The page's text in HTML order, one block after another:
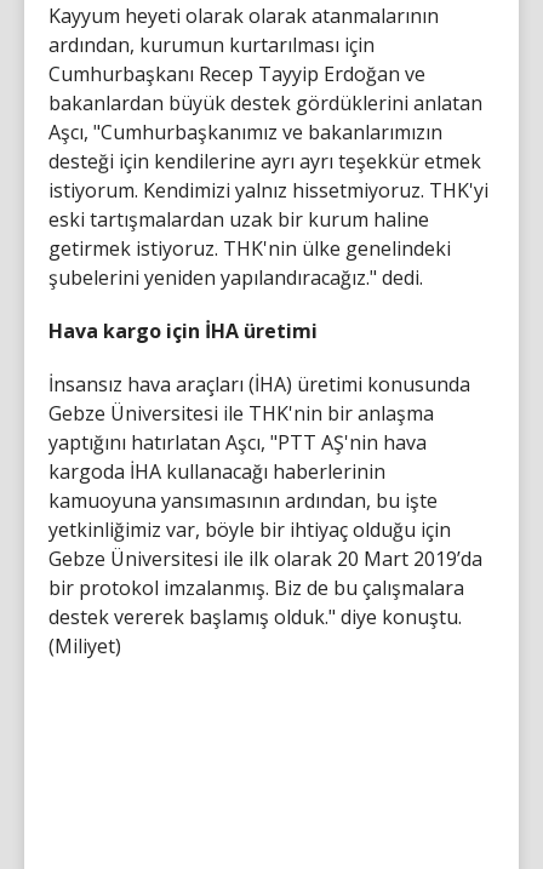
Kayyum heyeti olarak olarak atanmalarının
ardından, kurumun kurtarılması için
Cumhurbaşkanı Recep Tayyip Erdoğan ve
bakanlardan büyük destek gördüklerini anlatan
Aşcı, "Cumhurbaşkanımız ve bakanlarımızın
desteği için kendilerine ayrı ayrı teşekkür etmek
istiyorum. Kendimizi yalnız hissetmiyoruz. THK'yi
eski tartışmalardan uzak bir kurum haline
getirmek istiyoruz. THK'nin ülke genelindeki
şubelerini yeniden yapılandıracağız." dedi.
Hava kargo için İHA üretimi
İnsansız hava araçları (İHA) üretimi konusunda
Gebze Üniversitesi ile THK'nin bir anlaşma
yaptığını hatırlatan Aşcı, "PTT AŞ'nin hava
kargoda İHA kullanacağı haberlerinin
kamuoyuna yansımasının ardından, bu işte
yetkinliğimiz var, böyle bir ihtiyaç olduğu için
Gebze Üniversitesi ile ilk olarak 20 Mart 2019’da
bir protokol imzalanmış. Biz de bu çalışmalara
destek vererek başlamış olduk." diye konuştu.
(Miliyet)